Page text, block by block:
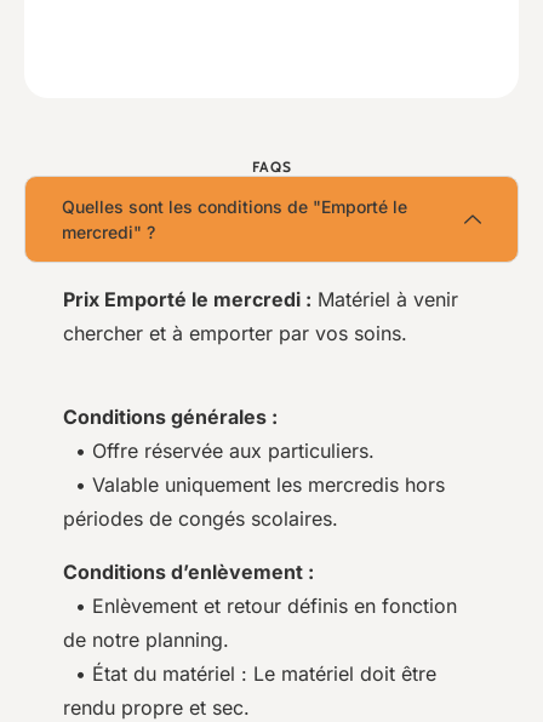
FAQS
Quelles sont les conditions de "Emporté le
mercredi" ?
Prix Emporté le mercredi : Matériel à venir
chercher et à emporter par vos soins.
Conditions générales :
• Offre réservée aux particuliers.
• Valable uniquement les mercredis hors
périodes de congés scolaires.
Conditions d’enlèvement :
• Enlèvement et retour définis en fonction
de notre planning.
• État du matériel : Le matériel doit être
rendu propre et sec.